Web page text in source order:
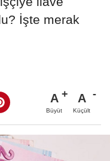
İşte merak
A
Büyüt
A
Küçült